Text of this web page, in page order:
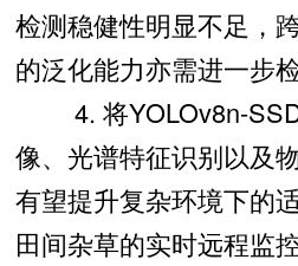
检测稳健性明显不足，
的泛化能力亦需进一步
4. 将YOLOv8n-
像、光谱特征识别以及
有望提升复杂环境下的
田间杂草的实时远程监